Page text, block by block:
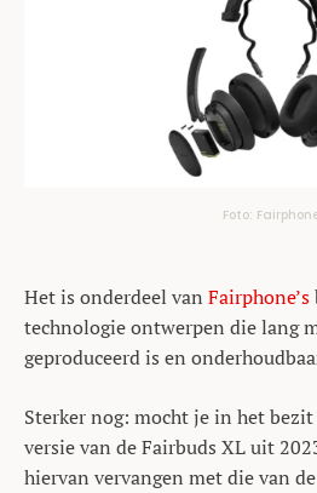
Foto:
Het is onderdeel van Fairphone’s
technologie ontwerpen die lang
geproduceerd is en
Sterker nog: mocht je in het
versie van de Fairbuds XL uit
hiervan vervangen met die van